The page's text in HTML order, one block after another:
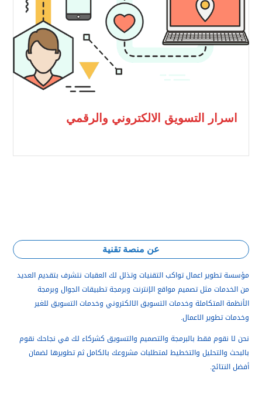
اسرار التسويق الالكتروني والرقمي
عن منصة تقنية
مؤسسة تطوير اعمال تواكب التقنيات وتذلل لك العقبات نتشرف بتقديم العديد
من الخدمات مثل تصميم مواقع الإنترنت وبرمجة تطبيقات الجوال وبرمجة
الأنظمة المتكاملة وخدمات التسويق الالكتروني وخدمات التسويق للغير
وخدمات تطوير الاعمال.
نحن لا نقوم فقط بالبرمجة والتصميم والتسويق كشركاء لك في نجاحك نقوم
بالبحث والتحليل والتخطيط لمتطلبات مشروعك بالكامل ثم تطويرها لضمان
أفضل النتائج.